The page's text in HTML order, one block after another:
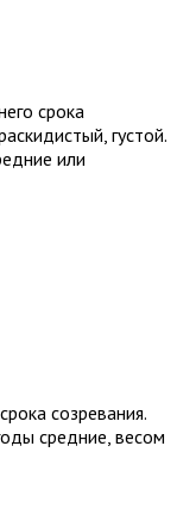
срока
густой.
или
созревания.
средние, весом